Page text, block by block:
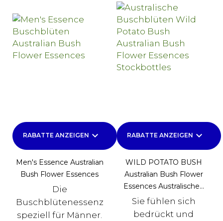
RABATTE ANZEIGEN keyboard_arrow_down
Men's Essence Australian
Bush Flower Essences
Die
Buschblütenessenz
speziell für Männer.
RABATTE ANZEIGEN keyboard_arrow_down
WILD POTATO BUSH
Australian Bush Flower
Essences Australische...
Sie fühlen sich
bedrückt und